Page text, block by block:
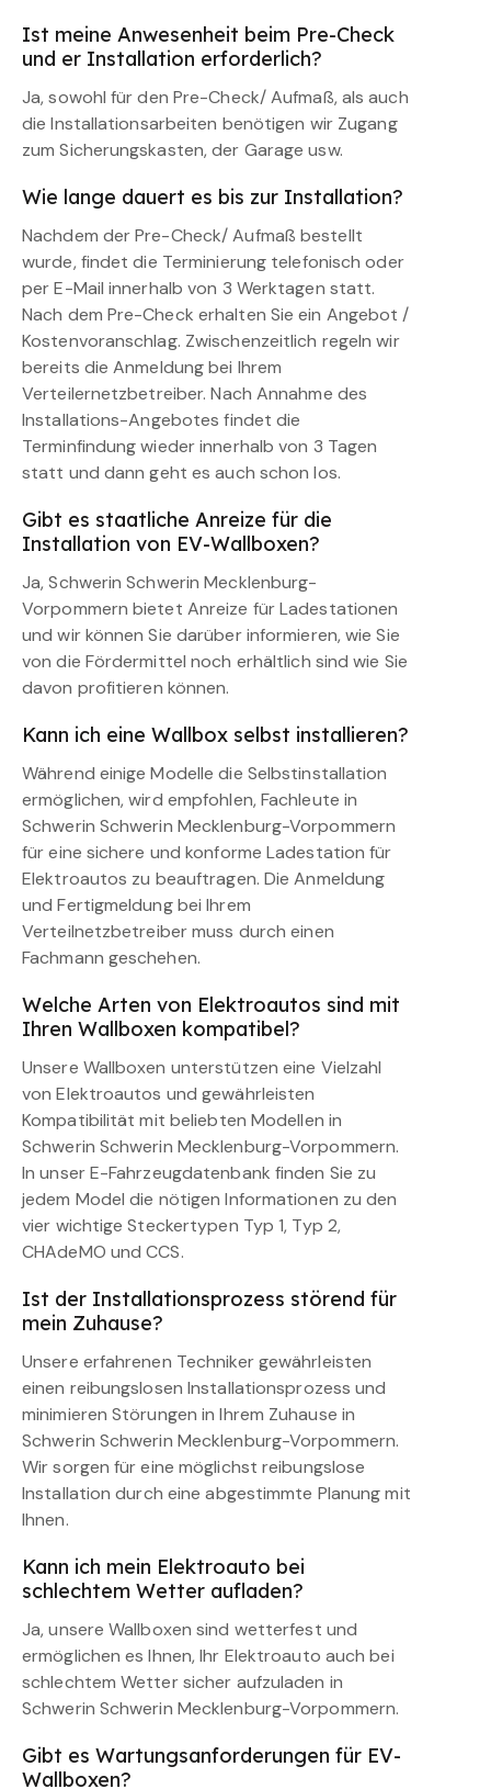
Ist meine Anwesenheit beim Pre-Check
und er Installation erforderlich?
Ja, sowohl für den Pre-Check/ Aufmaß, als auch
die Installationsarbeiten benötigen wir Zugang
zum Sicherungskasten, der Garage usw.
Wie lange dauert es bis zur Installation?
Nachdem der Pre-Check/ Aufmaß bestellt
wurde, findet die Terminierung telefonisch oder
per E-Mail innerhalb von 3 Werktagen statt.
Nach dem Pre-Check erhalten Sie ein Angebot /
Kostenvoranschlag. Zwischenzeitlich regeln wir
bereits die Anmeldung bei Ihrem
Verteilernetzbetreiber. Nach Annahme des
Installations-Angebotes findet die
Terminfindung wieder innerhalb von 3 Tagen
statt und dann geht es auch schon los.
Gibt es staatliche Anreize für die
Installation von EV-Wallboxen?
Ja, Schwerin Schwerin Mecklenburg-
Vorpommern bietet Anreize für Ladestationen
und wir können Sie darüber informieren, wie Sie
von die Fördermittel noch erhältlich sind wie Sie
davon profitieren können.
Kann ich eine Wallbox selbst installieren?
Während einige Modelle die Selbstinstallation
ermöglichen, wird empfohlen, Fachleute in
Schwerin Schwerin Mecklenburg-Vorpommern
für eine sichere und konforme Ladestation für
Elektroautos zu beauftragen. Die Anmeldung
und Fertigmeldung bei Ihrem
Verteilnetzbetreiber muss durch einen
Fachmann geschehen.
Welche Arten von Elektroautos sind mit
Ihren Wallboxen kompatibel?
Unsere Wallboxen unterstützen eine Vielzahl
von Elektroautos und gewährleisten
Kompatibilität mit beliebten Modellen in
Schwerin Schwerin Mecklenburg-Vorpommern.
In unser E-Fahrzeugdatenbank finden Sie zu
jedem Model die nötigen Informationen zu den
vier wichtige Steckertypen Typ 1, Typ 2,
CHAdeMO und CCS.
Ist der Installationsprozess störend für
mein Zuhause?
Unsere erfahrenen Techniker gewährleisten
einen reibungslosen Installationsprozess und
minimieren Störungen in Ihrem Zuhause in
Schwerin Schwerin Mecklenburg-Vorpommern.
Wir sorgen für eine möglichst reibungslose
Installation durch eine abgestimmte Planung mit
Ihnen.
Kann ich mein Elektroauto bei
schlechtem Wetter aufladen?
Ja, unsere Wallboxen sind wetterfest und
ermöglichen es Ihnen, Ihr Elektroauto auch bei
schlechtem Wetter sicher aufzuladen in
Schwerin Schwerin Mecklenburg-Vorpommern.
Gibt es Wartungsanforderungen für EV-
Wallboxen?